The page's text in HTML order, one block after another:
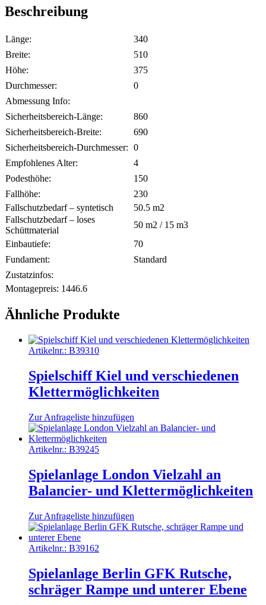
Beschreibung
Länge:
340
Breite:
510
Höhe:
375
Durchmesser:
0
Abmessung Info:
Sicherheitsbereich-Länge:
860
Sicherheitsbereich-Breite:
690
Sicherheitsbereich-Durchmesser: 0
Empfohlenes Alter:
4
Podesthöhe:
150
Fallhöhe:
230
Fallschutzbedarf – syntetisch
50.5 m2
Fallschutzbedarf – loses
Schüttmaterial
50 m2 / 15 m3
Einbautiefe:
70
Fundament:
Standard
Zustatzinfos:
Montagepreis: 1446.6
Ähnliche Produkte
Artikelnr.: B39310
Spielschiff Kiel und verschiedenen
Klettermöglichkeiten
Zur Anfrageliste hinzufügen
Artikelnr.: B39245
Spielanlage London Vielzahl an
Balancier- und Klettermöglichkeiten
Zur Anfrageliste hinzufügen
Artikelnr.: B39162
Spielanlage Berlin GFK Rutsche,
schräger Rampe und unterer Ebene